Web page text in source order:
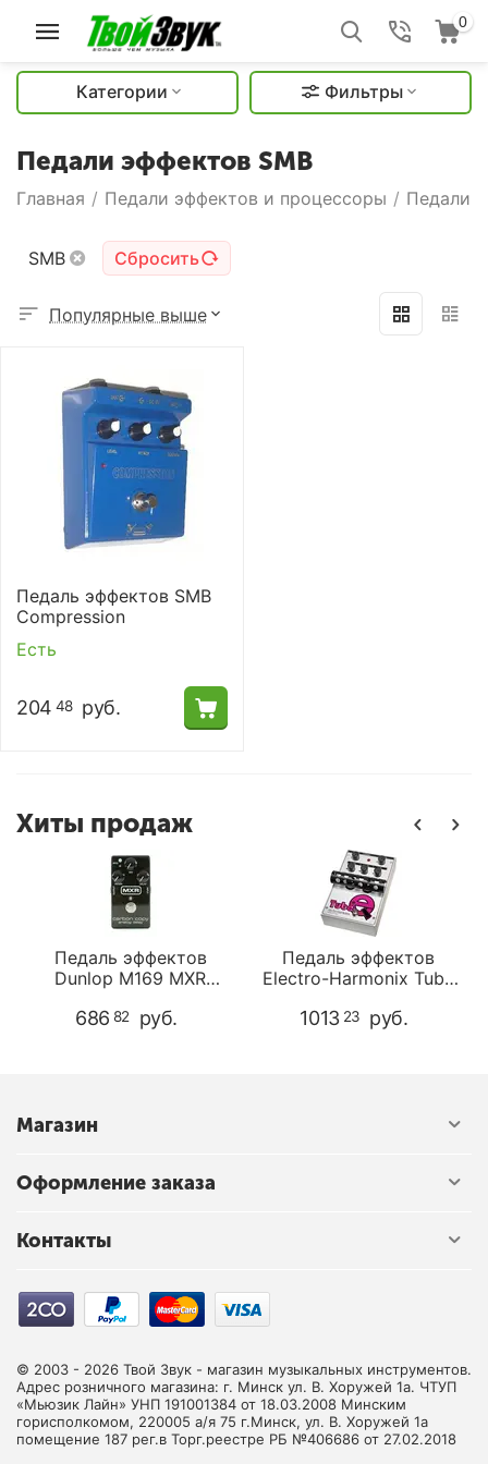
0
Категории Фильтры
Педали эффектов SMB
Главная / Педали эффектов и процессоры / Педали
SMB Сбросить
Популярные выше
Педаль эффектов SMB
Compression
Есть
204 48 руб.
Хиты продаж
Педаль эффектов
Dunlop M169 MXR
686 82 руб.
Педаль эффектов
Electro-Harmonix Tube
1013 23 руб.
Магазин
Оформление заказа
Контакты
© 2003 - 2026 Твой Звук - магазин музыкальных инструментов.
Адрес розничного магазина: г. Минск ул. В. Хоружей 1а. ЧТУП
«Мьюзик Лайн» УНП 191001384 от 18.03.2008 Минским
горисполкомом, 220005 а/я 75 г.Минск, ул. В. Хоружей 1а
помещение 187 рег.в Торг.реестре РБ №406686 от 27.02.2018